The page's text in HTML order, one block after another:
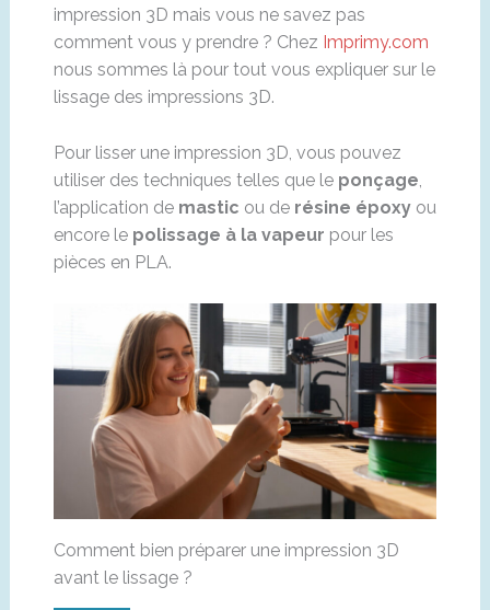
impression 3D mais vous ne savez pas
comment vous y prendre ? Chez Imprimy.com
nous sommes là pour tout vous expliquer sur le
lissage des impressions 3D.
Pour lisser une impression 3D, vous pouvez
utiliser des techniques telles que le ponçage
l’application de mastic ou de résine époxyou
encore le polissage à la vapeur pour les
pièces en PLA.
Comment bien préparer une impression 3D
avant le lissage ?